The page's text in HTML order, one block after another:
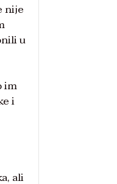
nije
u
im
i
ali